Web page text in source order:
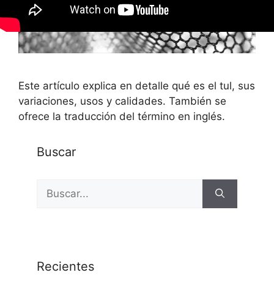
Este artículo explica en detalle qué es el tul, sus
variaciones, usos y calidades. También se
ofrece la traducción del término en inglés.
Buscar
Recientes